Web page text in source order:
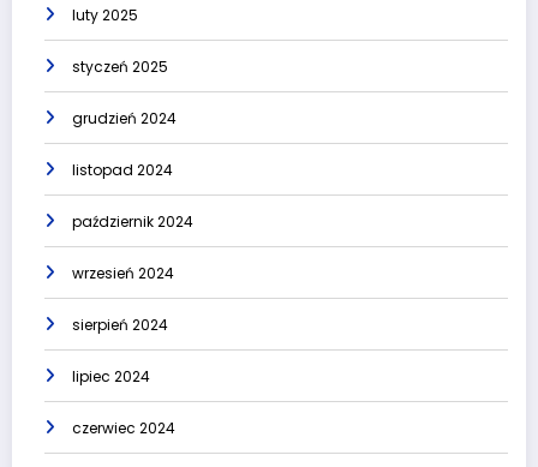
luty 2025
styczeń 2025
grudzień 2024
listopad 2024
październik 2024
wrzesień 2024
sierpień 2024
lipiec 2024
czerwiec 2024